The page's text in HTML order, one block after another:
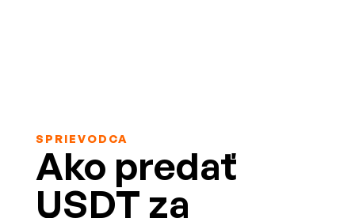
SPRIEVODCA
Ako predať
USDT za